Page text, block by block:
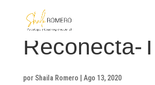
Reconécta-T
por Shaila Romero Ago 13, 2020